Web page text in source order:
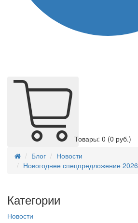
Товары: 0 (0 руб.)
Блог
Новости
Новогоднее спецпредложение 2026
Категории
Новости